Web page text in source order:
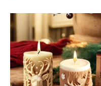
plusieurs
variations.
Les
options
peuvent
être